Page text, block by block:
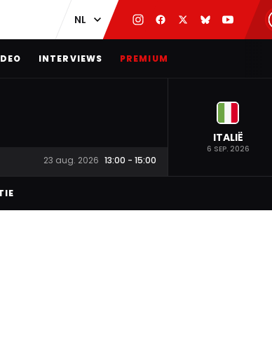
INTERVIEWS PREMIUM
23 aug. 2026 13:00 - 15:00
ITALIË
6 SEP. 2026